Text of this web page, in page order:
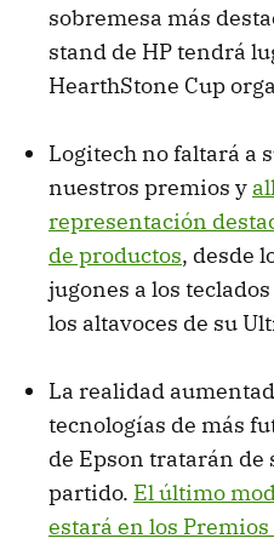
sobremesa más
stand de HP tendrá
HearthStone Cup
Logitech no faltará a
nuestros premios y
representación
de productos, desde
jugones a los
los altavoces de su
La realidad
tecnologías de más
de Epson tratarán de
partido. El último
estará en los